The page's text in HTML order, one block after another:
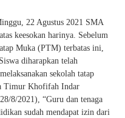
22 Agustus 2021 SMA
keesokan harinya. Sebelum
Muka (PTM) terbatas ini,
diharapkan telah
sekolah tatap
Timur Khofifah Indar
8/2021), “Guru dan tenaga
sudah mendapat izin dari